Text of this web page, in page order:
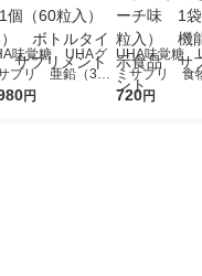
味覚糖 UHAグ
プリ 亜鉛（30
） いちご味 1
円
UHA味覚糖
ミサプリ 食
（14日分）
720円